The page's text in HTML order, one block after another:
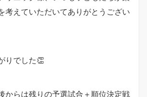
考えていただいてありがとうござい
りでした👏
からは残りの予選試合＋順位決定戦